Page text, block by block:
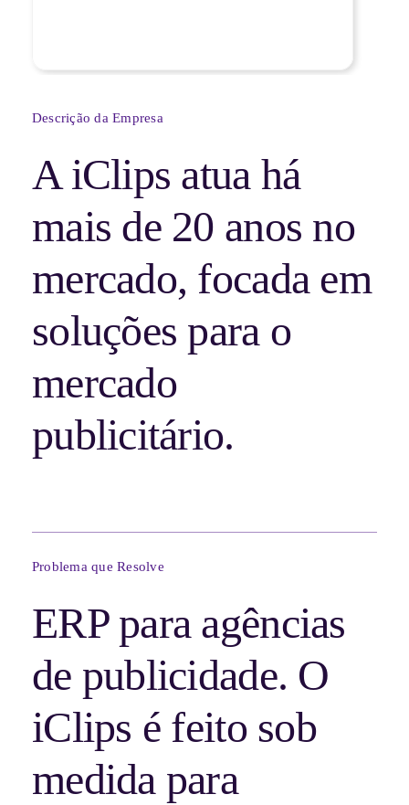
Descrição da Empresa
A iClips atua há
mais de 20 anos no
mercado, focada em
soluções para o
mercado
publicitário.
Problema que Resolve
ERP para agências
de publicidade. O
iClips é feito sob
medida para